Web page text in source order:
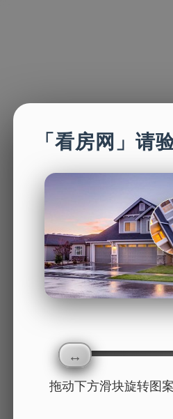
「看房网」请
拖动下方滑块旋转图